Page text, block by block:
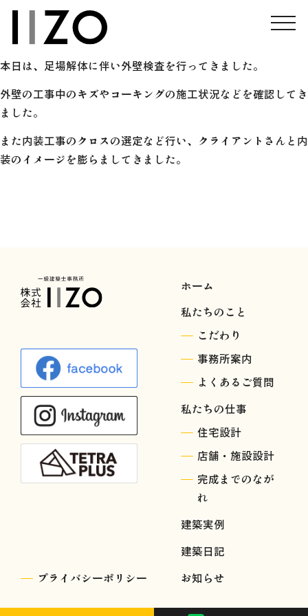
神戸保育園の現場です。
外装、内装とも順調に進んでおります。
本日は、足場解体に伴い外壁検査を行ってきました。
外壁の工事中のキズやコーキングの施工状況などを確認してき
ました。
また内装工事のクロスの選定など行い、クライアントさんと内
装のイメージを膨らましてきました。
プライバシーポリシー
ホーム
私たちのこと
こだわり
事務所案内
よくあるご質問
私たちの仕事
住宅設計
店舗・施設設計
完成までのなが
れ
建築実例
建築日記
お知らせ